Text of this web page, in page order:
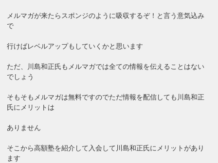
メルマガが来たらスポンジのように吸収するぞ！と言う意気込み
で
行けばレベルアップもしていくかと思います
ただ、川島和正氏もメルマガでは全ての情報を伝えることはない
でしょう
そもそもメルマガは無料ですのでただ情報を配信しても川島和正
氏にメリットは
ありません
そこから高額塾を紹介して入会して川島和正氏にメリットがあり
ます